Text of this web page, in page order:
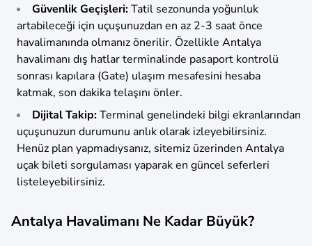
Güvenlik Geçişleri:Tatil sezonunda yoğunluk
artabileceği için uçuşunuzdan en az 2-3 saat önce
havalimanında olmanız önerilir. Özellikle Antalya
havalimanı dış hatlar terminalinde pasaport kontrolü
sonrası kapılara (Gate) ulaşım mesafesini hesaba
katmak, son dakika telaşını önler.
Dijital Takip:Terminal genelindeki bilgi ekranlarından
uçuşunuzun durumunu anlık olarak izleyebilirsiniz.
Henüz plan yapmadıysanız, sitemiz üzerinden Antalya
uçak bileti sorgulaması yaparak en güncel seferleri
listeleyebilirsiniz.
Antalya Havalimanı Ne Kadar Büyük?